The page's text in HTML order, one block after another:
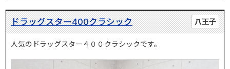
八王子
ドラッグスター400クラシック
人気のドラッグスター４００クラシックです。